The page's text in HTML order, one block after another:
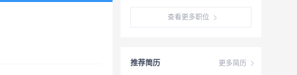
查看更多职位
更多简历
推荐简历